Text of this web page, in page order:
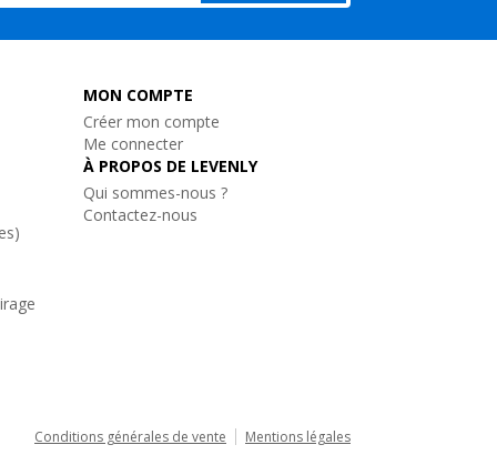
MON COMPTE
Créer mon compte
Me connecter
À PROPOS DE LEVENLY
Qui sommes-nous ?
Contactez-nous
Conditions générales de vente Mentions légales